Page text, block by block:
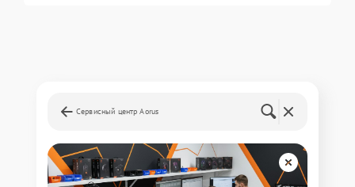
Сервисный центр Aorus